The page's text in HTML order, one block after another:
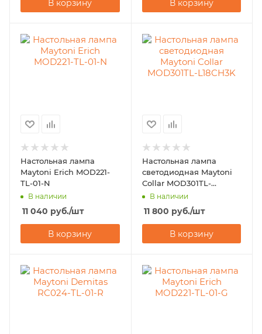
В корзину В корзину
Настольная лампа
Maytoni Erich MOD221-
TL-01-N
В наличии
11 040 руб./шт
В корзину
Настольная лампа
светодиодная Maytoni
Collar MOD301TL-
L18CH3K
В наличии
11 800 руб./шт
В корзину